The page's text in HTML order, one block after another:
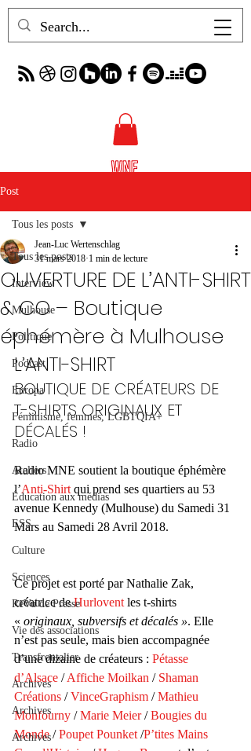
Post
Tous les posts
Interview
Mulhouse
Politique
Podcast
Europa
Féminisme, femmes, LGBTQIA+
Radio
Ateliers
Éducation aux médias
ESS
Culture
Sciences
ReVu de Presse
Vie des associations
Transfrontalier
Archives
Archives
Archives
Tous les posts
OUVERTURE DE L’ANTI-SHIRT
& CO – Boutique
éphémère à Mulhouse
Jean-Luc Wertenschlag
31 mars 2018 1 min de lecture
L’ANTI-SHIRT
BOUTIQUE DE CRÉATEURS DE
T-SHIRTS ORIGINAUX ET
DÉCALÉS !
Radio MNE soutient la boutique éphémère
l’Anti-Shirt qui prend ses quartiers au 53
avenue Kennedy (Mulhouse) du Samedi 31
Mars au Samedi 28 Avril 2018.
Ce projet est porté par Nathalie Zak,
créatrice de Hurlovent les t-shirts
« originaux, subversifs et décalés ». Elle
n’est pas seule, mais bien accompagnée
d’une dizaine de créateurs : Pétasse
d’Alsace / Affiche Moilkan / Shaman
Créations / VinceGraphism / Mathieu
Monfourny / Marie Meier / Bougies du
Monde / Poupet Pounket /P’tites Mains